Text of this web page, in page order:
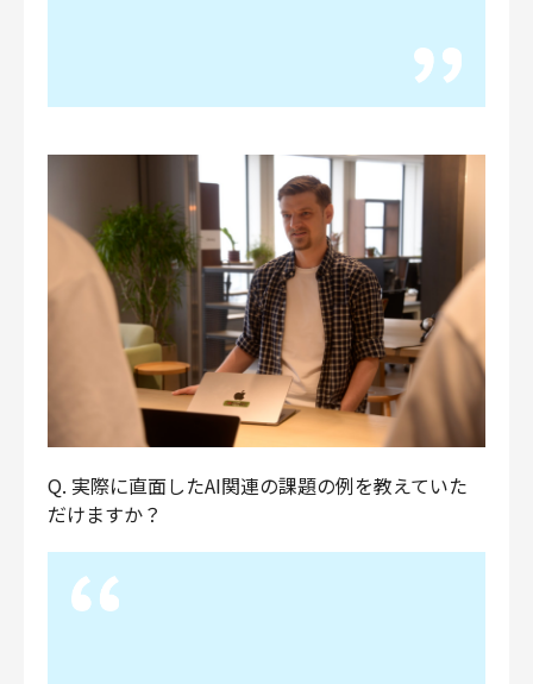
Q. 実際に直面したAI関連の課題の例を教えていた
だけますか？